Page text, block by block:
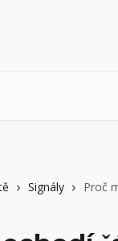
Signály Proč